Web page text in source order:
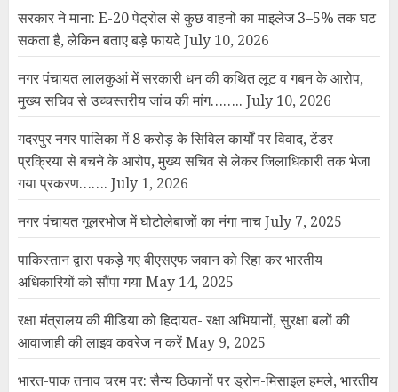
सरकार ने माना: E-20 पेट्रोल से कुछ वाहनों का माइलेज 3–5% तक घट
सकता है, लेकिन बताए बड़े फायदेJuly 10, 2026
नगर पंचायत लालकुआं में सरकारी धन की कथित लूट व गबन के आरोप,
मुख्य सचिव से उच्चस्तरीय जांच की मांग…….. July 10, 2026
गदरपुर नगर पालिका में 8 करोड़ के सिविल कार्यों पर विवाद, टेंडर
प्रक्रिया से बचने के आरोप, मुख्य सचिव से लेकर जिलाधिकारी तक भेजा
गया प्रकरण……. July 1, 2026
नगर पंचायत गूलरभोज में घोटोलेबाजों का नंगा नाचJuly 7, 2025
पाकिस्तान द्वारा पकड़े गए बीएसएफ जवान को रिहा कर भारतीय
अधिकारियों को सौंपा गयाMay 14, 2025
रक्षा मंत्रालय की मीडिया को हिदायत- रक्षा अभियानों, सुरक्षा बलों की
आवाजाही की लाइव कवरेज न करेंMay 9, 2025
भारत-पाक तनाव चरम पर: सैन्य ठिकानों पर ड्रोन-मिसाइल हमले, भारतीय